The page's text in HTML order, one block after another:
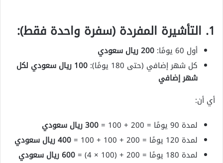
1. التأشيرة المفردة (سفرة واحدة فقط):
أول 60 يومًا:
200 ريال سعودي
كل شهر إضافي (حتى 180 يومًا):
100 ريال سعودي لكل
شهر إضافي
أي أن:
لمدة 90 يومًا = 200 + 100 =
300 ريال سعودي
لمدة 120 يومًا = 200 + 100 + 100 =
400 ريال سعودي
لمدة 180 يومًا = 200 + (100 × 4) =
600 ريال سعودي